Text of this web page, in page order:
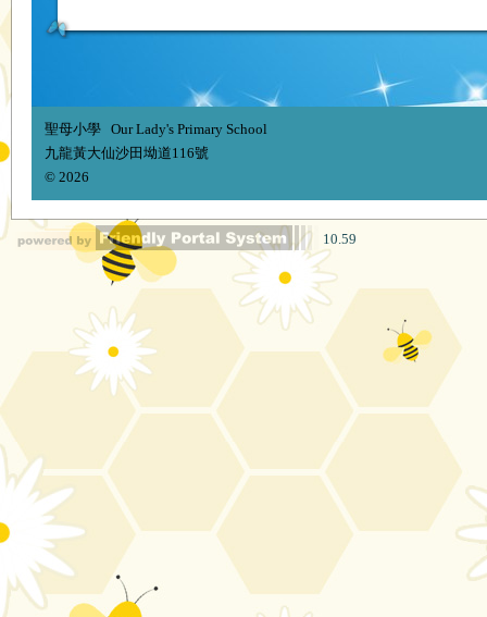
聖母小學 Our Lady's Primary School
九龍黃大仙沙田坳道116號
© 2026
10.59